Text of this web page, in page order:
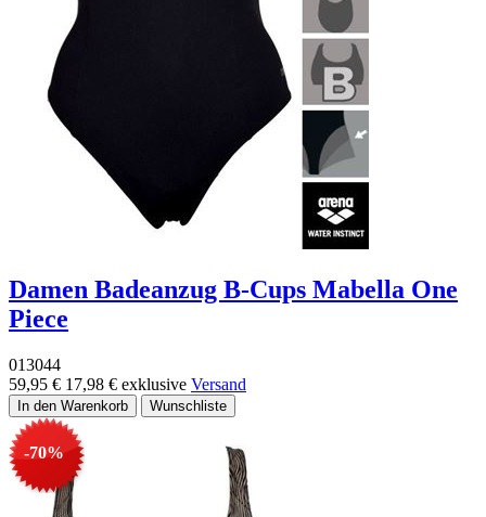
Damen Badeanzug B-Cups Mabella One
Piece
013044
59,95 € 17,98 € exklusive Versand
-70%